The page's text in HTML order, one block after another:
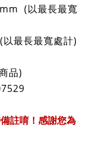
(以最長最寬
最長最寬處計)
品)
註唷！感謝您為